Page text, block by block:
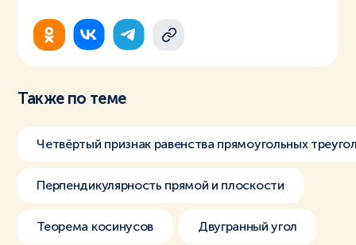
Также по теме
Четвёртый признак равенства прямоугольных
Перпендикулярность прямой и плоскости
Теорема косинусов Двугранный угол